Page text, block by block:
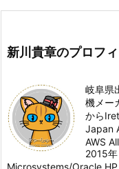
新川貴章のプロフ
岐阜県
機メー
から
Japan
AWS
2015